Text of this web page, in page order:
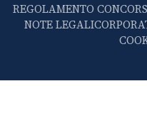
REGOLAMENTO
NOTE LEGALI